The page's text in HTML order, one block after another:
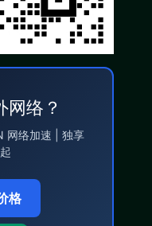
网络？
网络加速 | 独享
格